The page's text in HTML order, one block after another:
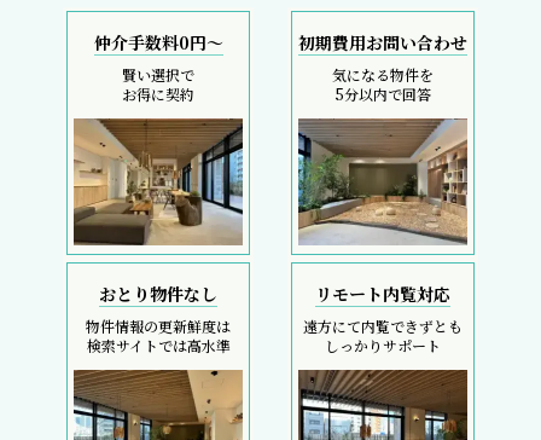
仲介手数料0円～
賢い選択で
お得に契約
初期費用お問い合わせ
気になる物件を
5分以内で回答
おとり物件なし
物件情報の更新鮮度は
検索サイトでは高水準
リモート内覧対応
遠方にて内覧できずとも
しっかりサポート